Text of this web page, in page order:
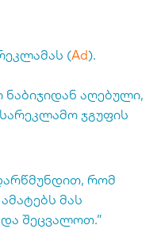
(Ad).
ნაბიჯიდან აღებული,
ჯგუფის
რომ
მას
შეცვალოთ.”